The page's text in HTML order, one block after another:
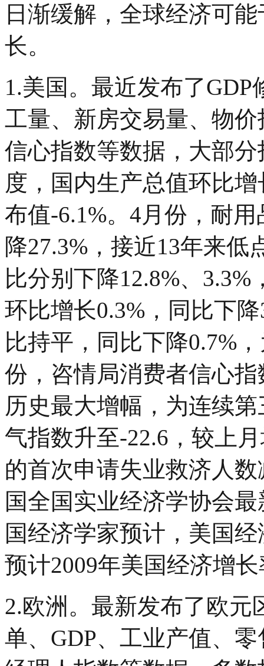
日渐缓解，全球经济可
长。
1.美国。最近发布了
工量、新房交易量、物
信心指数等数据，大部
度，国内生产总值环比
布值-6.1%。4月份，耐
降27.3%，接近13年来
比分别下降12.8%、
环比增长0.3%，同比下
比持平，同比下降0.7%
份，咨情局消费者信心
历史最大增幅，为连续
气指数升至-22.6，较上
的首次申请失业救济人
国全国实业经济学协会
国经济学家预计，美国
预计2009年美国经济增
2.欧洲。最新发布了欧
单、GDP、工业产值、